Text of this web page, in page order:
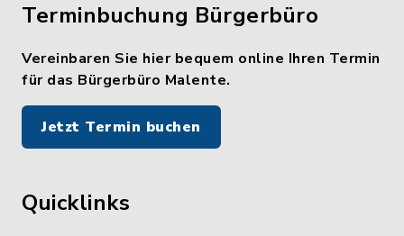
Terminbuchung Bürgerbüro
Vereinbaren Sie hier bequem online Ihren Termin
für das Bürgerbüro Malente.
Jetzt Termin buchen
Quicklinks